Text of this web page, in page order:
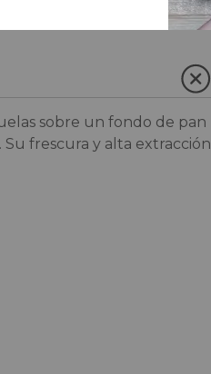
sobre un fondo de pan
frescura y alta extracción